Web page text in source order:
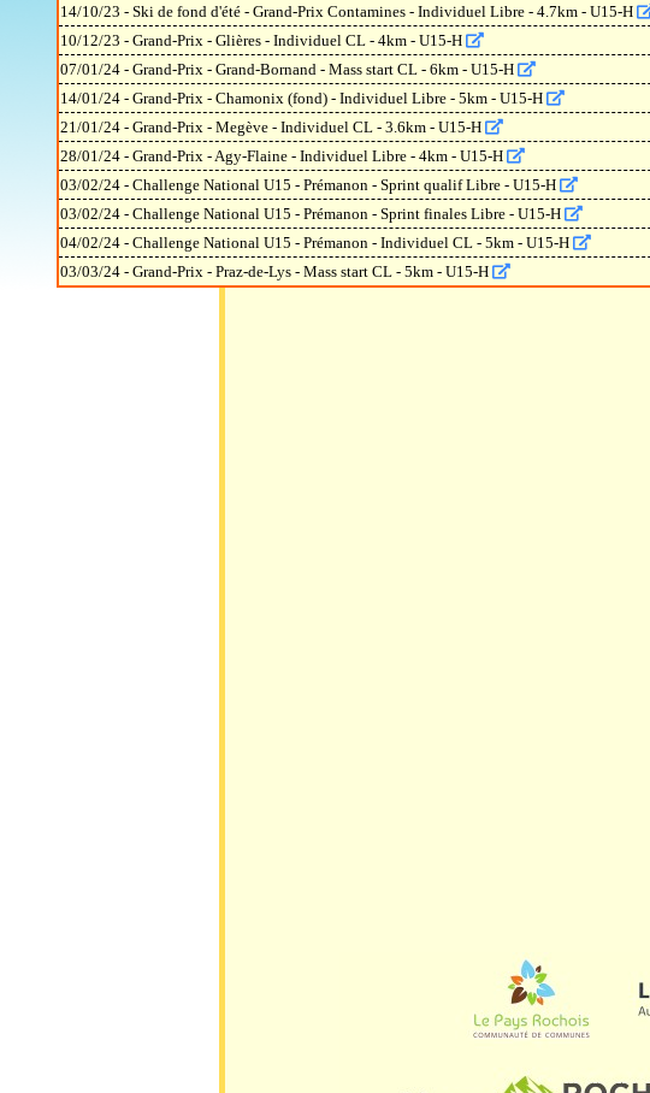
14/10/23 - Ski de fond d'été - Grand-Prix Contamines - Individuel Libre - 4.7km - U15-H
10/12/23 - Grand-Prix - Glières - Individuel CL - 4km - U15-H
07/01/24 - Grand-Prix - Grand-Bornand - Mass start CL - 6km - U15-H
14/01/24 - Grand-Prix - Chamonix (fond) - Individuel Libre - 5km - U15-H
21/01/24 - Grand-Prix - Megève - Individuel CL - 3.6km - U15-H
28/01/24 - Grand-Prix - Agy-Flaine - Individuel Libre - 4km - U15-H
03/02/24 - Challenge National U15 - Prémanon - Sprint qualif Libre - U15-H
03/02/24 - Challenge National U15 - Prémanon - Sprint finales Libre - U15-H
04/02/24 - Challenge National U15 - Prémanon - Individuel CL - 5km - U15-H
03/03/24 - Grand-Prix - Praz-de-Lys - Mass start CL - 5km - U15-H